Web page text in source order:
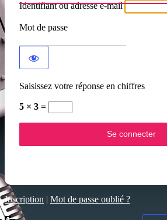
Identifiant ou adresse e-mail
Mot de passe
Saisissez votre réponse en chiffres
5 × 3 =
Inscription | Mot de passe oublié ?